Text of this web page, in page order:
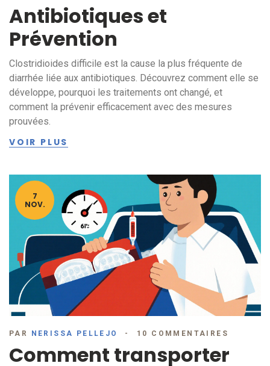
Antibiotiques et
Prévention
Clostridioides difficile est la cause la plus fréquente de
diarrhée liée aux antibiotiques. Découvrez comment elle se
développe, pourquoi les traitements ont changé, et
comment la prévenir efficacement avec des mesures
prouvées.
VOIR PLUS
7
NOV.
PAR NERISSA PELLEJO 10 COMMENTAIRES
Comment transporter